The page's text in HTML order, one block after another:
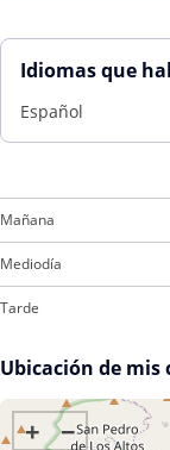
Idiomas que
Español
Mañana
Mediodía
Tarde
Ubicación de mis
+ −